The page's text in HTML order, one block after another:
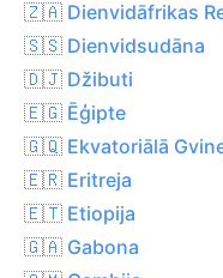
🇿🇦 Dienvidāfrikas
🇸🇸 Dienvidsudāna
🇩🇯 Džibuti
🇪🇬 Ēģipte
🇬🇶 Ekvatoriālā
🇪🇷 Eritreja
🇪🇹 Etiopija
🇬🇦 Gabona